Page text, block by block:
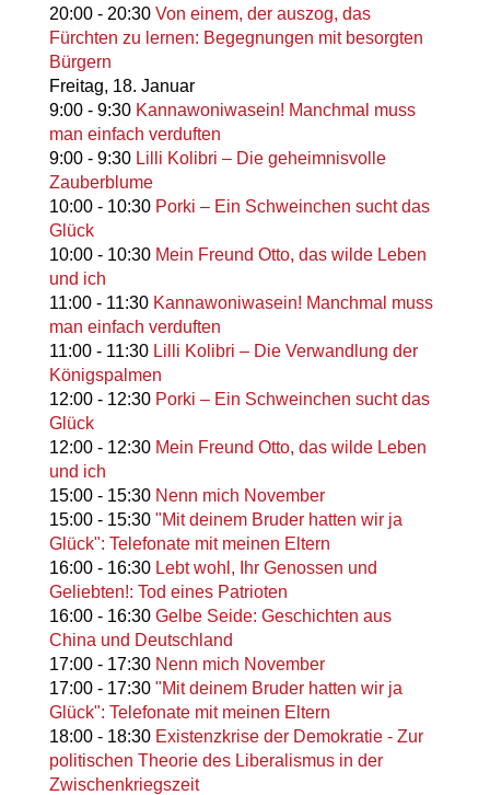
20:00- 20:30 Von einem, der auszog, das
Fürchten zu lernen: Begegnungen mit besorgten
Bürgern
Freitag, 18. Januar
9:00- 9:30 Kannawoniwasein! Manchmal muss
man einfach verduften
9:00- 9:30 Lilli Kolibri – Die geheimnisvolle
Zauberblume
10:00- 10:30 Porki – Ein Schweinchen sucht das
Glück
10:00- 10:30 Mein Freund Otto, das wilde Leben
und ich
11:00- 11:30 Kannawoniwasein! Manchmal muss
man einfach verduften
11:00- 11:30 Lilli Kolibri – Die Verwandlung der
Königspalmen
12:00- 12:30 Porki – Ein Schweinchen sucht das
Glück
12:00- 12:30 Mein Freund Otto, das wilde Leben
und ich
15:00- 15:30 Nenn mich November
15:00- 15:30 "Mit deinem Bruder hatten wir ja
Glück": Telefonate mit meinen Eltern
16:00- 16:30 Lebt wohl, Ihr Genossen und
Geliebten!: Tod eines Patrioten
16:00- 16:30 Gelbe Seide: Geschichten aus
China und Deutschland
17:00- 17:30 Nenn mich November
17:00- 17:30 "Mit deinem Bruder hatten wir ja
Glück": Telefonate mit meinen Eltern
18:00- 18:30 Existenzkrise der Demokratie - Zur
politischen Theorie des Liberalismus in der
Zwischenkriegszeit